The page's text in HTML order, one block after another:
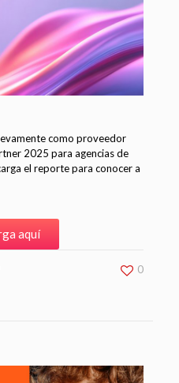
como proveedor
2025 para agencias de
el reporte para conocer a
aquí
0